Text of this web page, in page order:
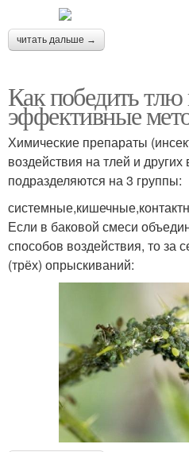
читать дальше →
Как победить тлю
эффективные
Химические препараты
воздействия на тлей и других
подразделяются на 3 группы:
Если в баковой смеси
способов воздействия, то за
(трёх) опрыскиваний: